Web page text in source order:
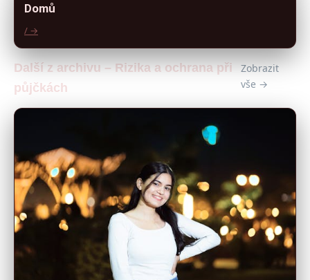
Domů
/ →
Další z archivu – Rizika a ochrana při
půjčkách
Zobrazit
vše →